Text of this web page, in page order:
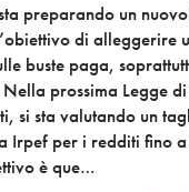
preparando un
di alleggerire
buste paga,
prossima Legge
si sta valutando un
Irpef per i redditi fino
è que